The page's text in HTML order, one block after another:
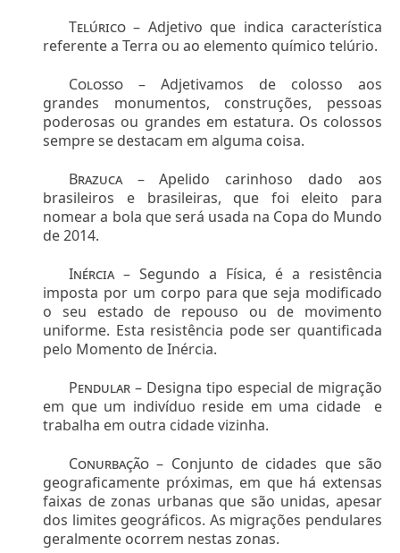
Telúrico – Adjetivo que indica característica
referente a Terra ou ao elemento químico telúrio.
Colosso –Adjetivamos de colosso aos
grandes monumentos, construções, pessoas
poderosas ou grandes em estatura. Os colossos
sempre se destacam em alguma coisa.
Brazuca –Apelido carinhoso dado aos
brasileiros e brasileiras, que foi eleito para
nomear a bola que será usada na Copa do Mundo
de 2014.
Inércia – Segundo a Física, é a resistência
imposta por um corpo para que seja modificado
o seu estado de repouso ou de movimento
uniforme. Esta resistência pode ser quantificada
pelo Momento de Inércia.
Pendular – Designa tipo especial de migração
em que um indivíduo reside em uma cidade
e
trabalha em outra cidade vizinha.
Conurbação – Conjunto de cidades que são
geograficamente próximas, em que há extensas
faixas de zonas urbanas que são unidas, apesar
dos limites geográficos. As migrações pendulares
geralmente ocorrem nestas zonas.